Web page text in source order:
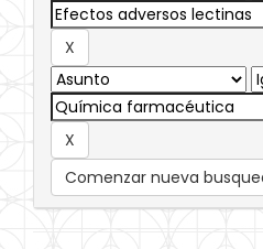
Comenzar nueva